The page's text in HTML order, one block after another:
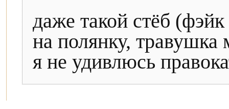
даже такой стёб
на полянку, травушка
я не удивлюсь